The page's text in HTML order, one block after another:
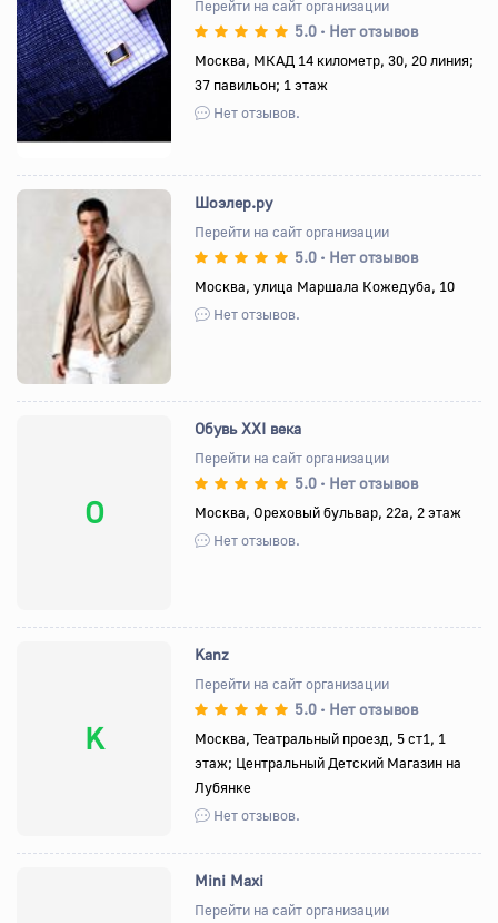
Назад Вперед
Перейти на сайт организации
5.0 • Нет отзывов
Москва, МКАД 14 километр, 30, 20 линия;
37 павильон; 1 этаж
Нет отзывов.
Назад Вперед
Шоэлер.ру
Перейти на сайт организации
5.0 • Нет отзывов
Москва, улица Маршала Кожедуба, 10
Нет отзывов.
О
Обувь XXI века
Перейти на сайт организации
5.0 • Нет отзывов
Москва, Ореховый бульвар, 22а, 2 этаж
Нет отзывов.
K
Kanz
Перейти на сайт организации
5.0 • Нет отзывов
Москва, Театральный проезд, 5 ст1, 1
этаж; Центральный Детский Магазин на
Лубянке
Нет отзывов.
Mini Maxi
Перейти на сайт организации